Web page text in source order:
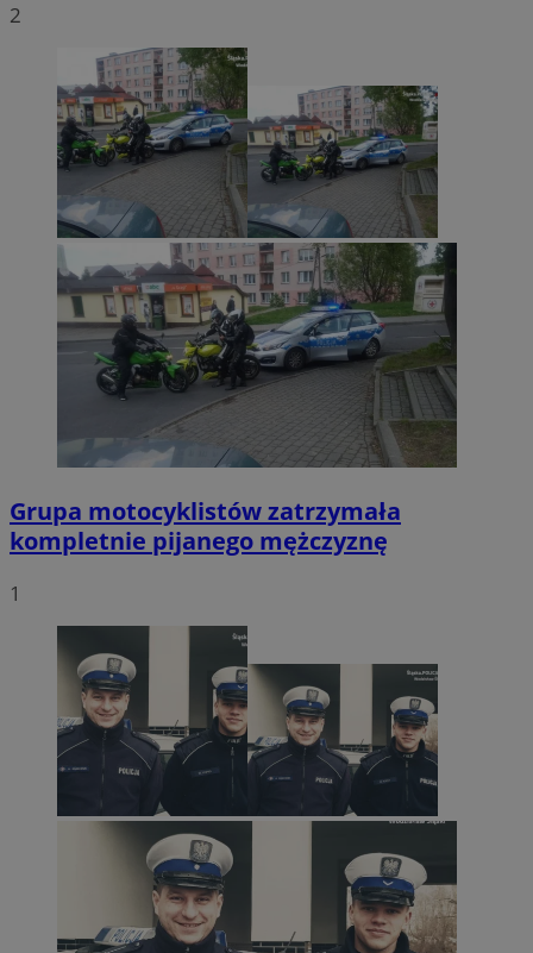
2
Grupa motocyklistów zatrzymała
kompletnie pijanego mężczyznę
1